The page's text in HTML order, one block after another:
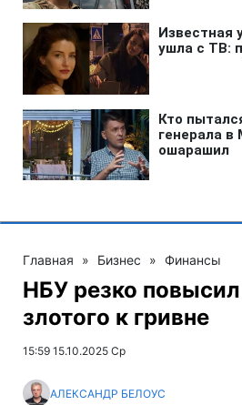
Главная » Бизнес » Финансы
НБУ резко
злотого к гривне
15:59 15.10.2025 Ср
АЛЕКСАНДР БЕЛОУС